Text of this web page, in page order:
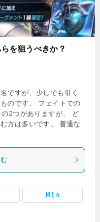
を狙うべきか？
ですが、少しでも引く
のです。 フェイトでの
2つがありますが、 ど
方は多いです。 普通な
0